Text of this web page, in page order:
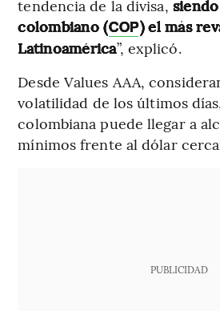
tendencia de la divisa,
colombiano (COP) el más
Latinoamérica”, explicó.
Desde Values AAA,
volatilidad de los últimos
colombiana puede llegar a
mínimos frente al dólar
PUBLICIDAD